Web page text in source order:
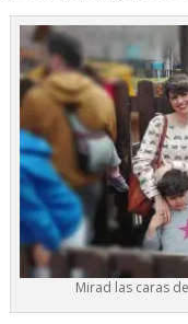
Mirad las caras